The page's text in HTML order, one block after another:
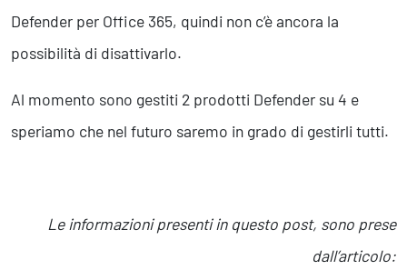
Defender per Office 365, quindi non c’è ancora la
possibilità di disattivarlo.
Al momento sono gestiti 2 prodotti Defender su 4 e
speriamo che nel futuro saremo in grado di gestirli tutti.
Le informazioni presenti in questo post, sono prese
dall’articolo: